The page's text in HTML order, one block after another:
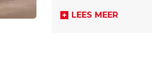
LEES MEER